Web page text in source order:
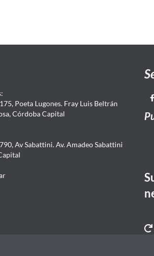
Poeta Lugones. Fray Luis Beltrán
Córdoba Capital
Av Sabattini. Av. Amadeo Sabattini